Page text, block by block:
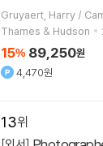
Thames & Hudson
15% 89,250원
4,470원
13